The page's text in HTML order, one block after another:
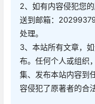
2、如有内容侵犯您
送到邮箱：
处理。
3、本站所有文章，
布。任何个人或组织
集、发布本站内容到
容侵犯了原著者的合